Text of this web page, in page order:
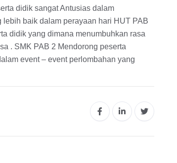
didik sangat Antusias dalam
baik dalam perayaan hari HUT PAB
didik yang dimana menumbuhkan rasa
. SMK PAB 2 Mendorong peserta
event – event perlombahan yang